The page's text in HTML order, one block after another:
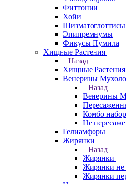
Фиттонии
Хойи
Шизматоглоттисы
Эпипремнумы
Фикусы Пумила
Хищные Растения
Назад
Хищные Растения
Венерины
Назад
Венерины
Комбо
Не
Гелиамфоры
Жирянки
Назад
Жирянки
Жирянки не
Жирянки